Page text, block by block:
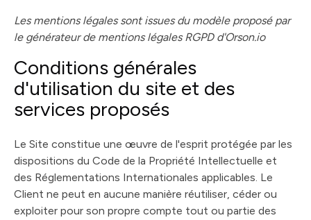
Les mentions légales sont issues du modèle proposé par
le générateur de mentions légales RGPD d'Orson.io
Conditions générales
d'utilisation du site et des
services proposés
Le Site constitue une œuvre de l'esprit protégée par les
dispositions du Code de la Propriété Intellectuelle et
des Réglementations Internationales applicables. Le
Client ne peut en aucune manière réutiliser, céder ou
exploiter pour son propre compte tout ou partie des